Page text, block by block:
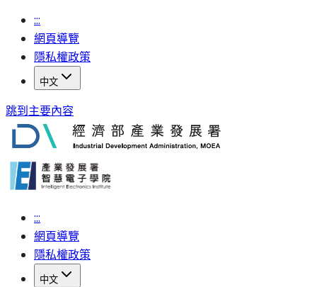
:::
網頁導覽
隱私權政策
中文
跳到主要內容
:::
網頁導覽
隱私權政策
中文